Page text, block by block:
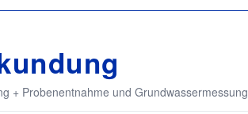
+ Probenentnahme und Grundwassermessung